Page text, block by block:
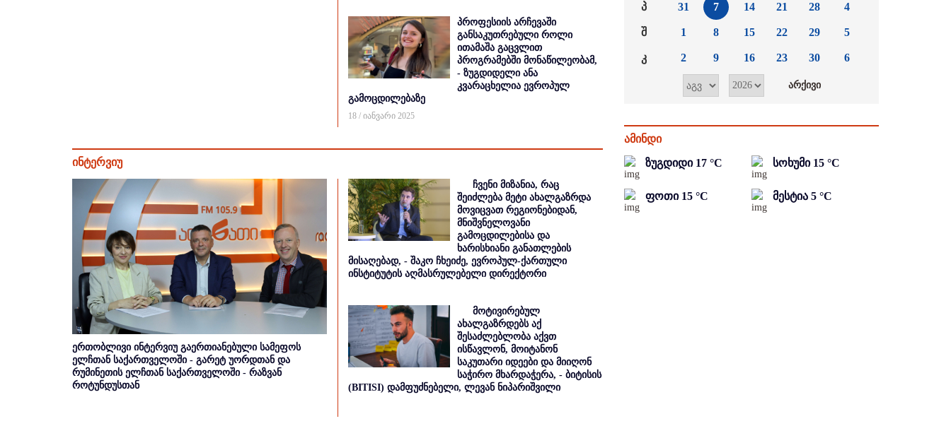
პროფესიის არჩევაში
განსაკუთრებული როლი
ითამაშა გაცვლით
პროგრამებში მონაწილეობამ,
- ზუგდიდელი ანა
კვარაცხელია ევროპულ
გამოცდილებაზე
18 / იანვარი 2025
ინტერვიუ
ერთობლივი ინტერვიუ გაერთიანებული სამეფოს
ელჩთან საქართველოში - გარეტ უორდთან და
რუმინეთის ელჩთან საქართველოში - რაზვან
როტუნდუსთან
ჩვენი მიზანია, რაც
შეიძლება მეტი ახალგაზრდა
მოვიცვათ რეგიონებიდან,
მნიშვნელოვანი
გამოცდილებისა და
ხარისხიანი განათლების
მისაღებად, - შაკო ჩხეიძე, ევროპულ-ქართული
ინსტიტუტის აღმასრულებელი დირექტორი
მოტივირებულ
ახალგაზრდებს აქ
შესაძლებლობა აქვთ
ისწავლონ, მოიტანონ
საკუთარი იდეები და მიიღონ
საჭირო მხარდაჭერა, - ბიტისის
(BITISI) დამფუძნებელი, ლევან ნიპარიშვილი
პ
შ
კ
31
1
2
7
8
9
14
15
16
21
22
23
28
29
30
4
5
6
ამინდი
ზუგდიდი 17 °C სოხუმი 15 °C
ფოთი 15 °C მესტია 5 °C